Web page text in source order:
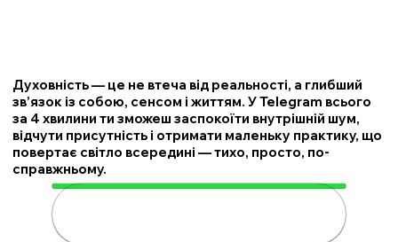
Духовність — це не втеча від реальності, а глибший
зв’язок із собою, сенсом і життям. У Telegram всього
за 4 хвилини ти зможеш заспокоїти внутрішній шум,
відчути присутність і отримати маленьку практику, що
повертає світло всередині — тихо, просто, по-
справжньому.
🌟 Розкрий свою духовність за 4